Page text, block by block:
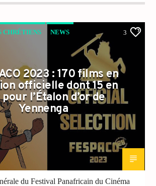
CHRÉTIENS NEWS 3
2023 : 170 films en
officielle dont 15 en
l’Étalon d’or de
Yennenga
du Festival Panafricain du Cinéma